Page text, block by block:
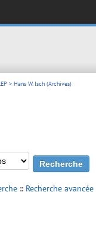
> Hans W. Isch (Archives)
:: Recherche avancée